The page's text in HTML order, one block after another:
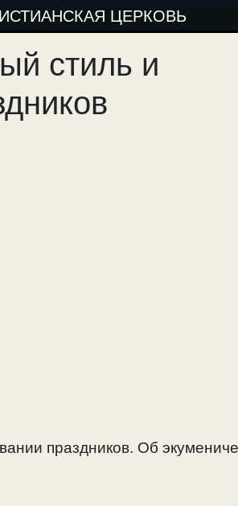
ЦЕРКОВЬ
стиль и
праздников. Об